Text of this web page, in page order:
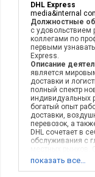
DHL Express
media&internal
Должностные
с удовольствием
коллегами по
первыми
Express.
Описание
является
доставки и
полный спектр
индивидуальных
богатый опыт
доставки,
перевозок, а
DHL сочетает в
обслуживания с
220 стран мира.
показать все…